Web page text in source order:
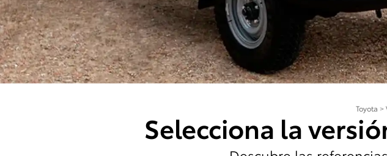
Toyota >
Selecciona la